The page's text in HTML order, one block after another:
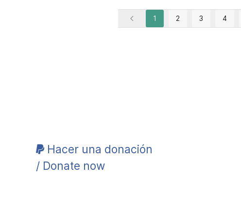
1 2 3 4
Hacer una donación
/ Donate now